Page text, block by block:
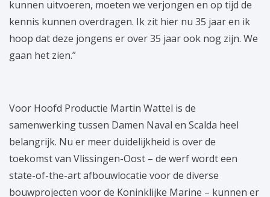
kunnen uitvoeren, moeten we verjongen en op tijd de
kennis kunnen overdragen. Ik zit hier nu 35 jaar en ik
hoop dat deze jongens er over 35 jaar ook nog zijn. We
gaan het zien.”
Voor Hoofd Productie Martin Wattel is de
samenwerking tussen Damen Naval en Scalda heel
belangrijk. Nu er meer duidelijkheid is over de
toekomst van Vlissingen-Oost – de werf wordt een
state-of-the-art afbouwlocatie voor de diverse
bouwprojecten voor de Koninklijke Marine – kunnen er